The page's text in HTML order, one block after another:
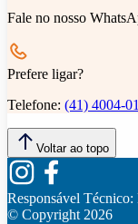
Fale no nosso
Prefere ligar?
Telefone: (41) 4004-
Voltar ao topo
Responsável Técnico:
© Copyright 2026